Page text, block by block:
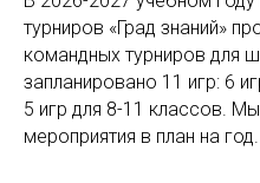
турниров «Град знаний»
командных турниров для
запланировано 11 игр: 6
5 игр для 8-11 классов.
мероприятия в план на год.